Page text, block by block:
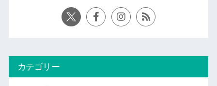
カテゴリー